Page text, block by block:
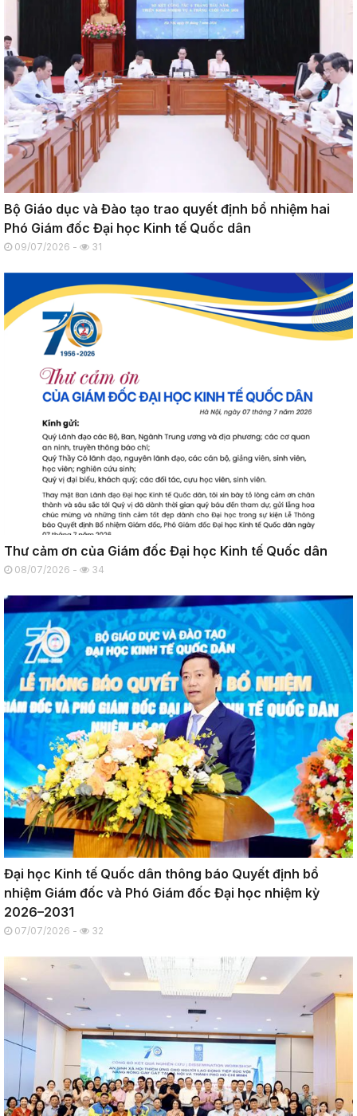
Bộ Giáo dục và Đào tạo trao quyết định bổ nhiệm hai
Phó Giám đốc Đại học Kinh tế Quốc dân
09/07/2026 - 31
Thư cảm ơn của Giám đốc Đại học Kinh tế Quốc dân
08/07/2026 - 34
Đại học Kinh tế Quốc dân thông báo Quyết định bổ
nhiệm Giám đốc và Phó Giám đốc Đại học nhiệm kỳ
2026–2031
07/07/2026 - 32